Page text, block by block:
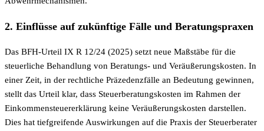
2. Einflüsse auf zukünftige Fälle und Beratungspraxen
Das BFH-Urteil IX R 12/24 (2025) setzt neue Maßstäbe für die
steuerliche Behandlung von Beratungs- und Veräußerungskosten. In
einer Zeit, in der rechtliche Präzedenzfälle an Bedeutung gewinnen,
stellt das Urteil klar, dass Steuerberatungskosten im Rahmen der
Einkommensteuererklärung keine Veräußerungskosten darstellen.
Dies hat tiefgreifende Auswirkungen auf die Praxis der Steuerberater